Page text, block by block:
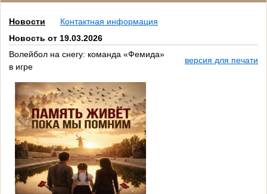
Новости
Контактная информация
Новость от 19.03.2026
Волейбол на снегу: команда «Фемида»
в игре
версия для печати